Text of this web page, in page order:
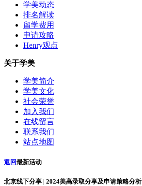
学美动态
排名解读
留学费用
申请攻略
Henry观点
关于学美
学美简介
学美文化
社会荣誉
加入我们
在线留言
联系我们
站点地图
返回最新活动
北京线下分享 | 2024美高录取分享及申请策略分析